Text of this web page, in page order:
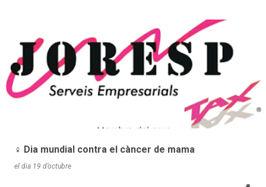
♀️ Dia mundial contra el càncer de mama
el dia 19 d’octubre